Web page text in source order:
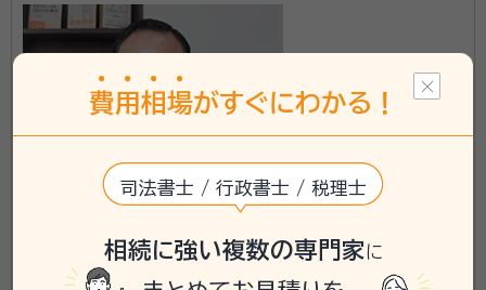
account_circle
「戸籍だけ集めてほしい」「銀行の手続きだけしてほし
い」というような細かいニーズにも対応します。 沖縄は、
わりやすい環境にあり、ご家族の悩みや財産に関する事
を他人に相談するのは不安だと思う方もいらっしゃると
思いますが、私達行政書士には守秘義務が課せられて
おり、また、当事務所ではその様な島の特性を理解し
沖縄県行政書士会
沖縄自動車道 沖縄南ICから車で約10分
沖縄県沖縄市照屋2-22-30 コーポ上原102号
費用 相場がすぐにわかる！
司法書士 / 行政書士 / 税理士
相続に強い複数の専門家に